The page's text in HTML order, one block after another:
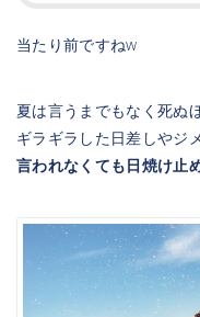
当たり前ですねw
夏は言うまでもなく死ぬ
ギラギラした日差しやジ
言われなくても日焼け止